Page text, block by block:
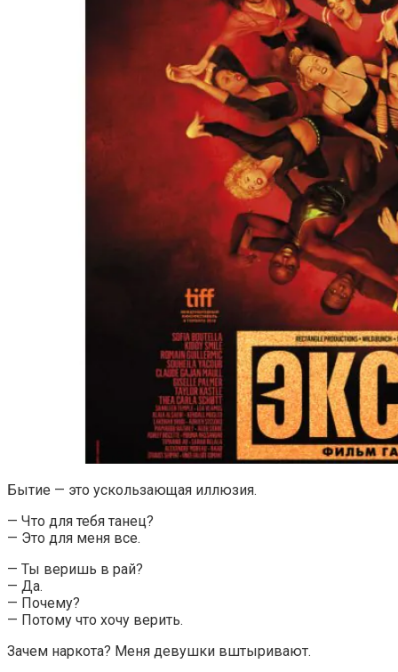
Бытие — это ускользающая иллюзия.
— Что для тебя танец?
— Это для меня все.
— Ты веришь в рай?
— Да.
— Почему?
— Потому что хочу верить.
Зачем наркота? Меня девушки вштыривают.